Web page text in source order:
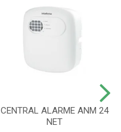
CENTRAL ALARME ANM 24
NET